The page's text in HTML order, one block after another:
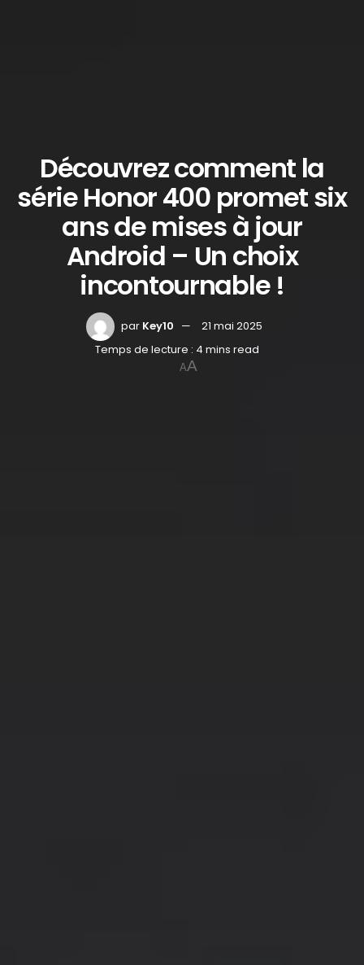
Découvrez comment la
série Honor 400 promet six
ans de mises à jour
Android – Un choix
incontournable !
par Key10
21 mai 2025
Temps de lecture : 4 mins read
AA